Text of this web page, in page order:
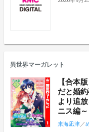
異世界マーガレット
【合本
だと婚
より追
ニス編～
来海凪津／